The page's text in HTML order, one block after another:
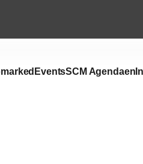
EventsSCM Agendaen